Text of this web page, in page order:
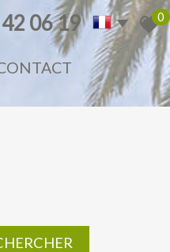
06 19 0
CONTACT